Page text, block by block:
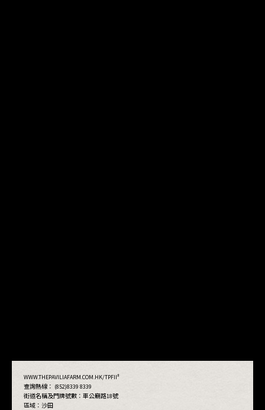
WWW.THEPAVILIAFARM.COM.HK/TPFII#
查詢熱線： (852)8339 8339
街道名稱及門牌號數： 車公廟路18號
區域：沙田